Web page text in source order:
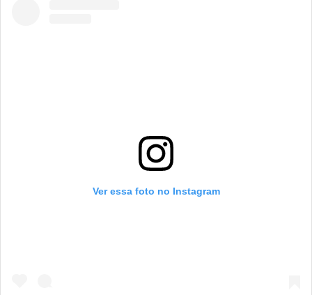
Ver essa foto no Instagram